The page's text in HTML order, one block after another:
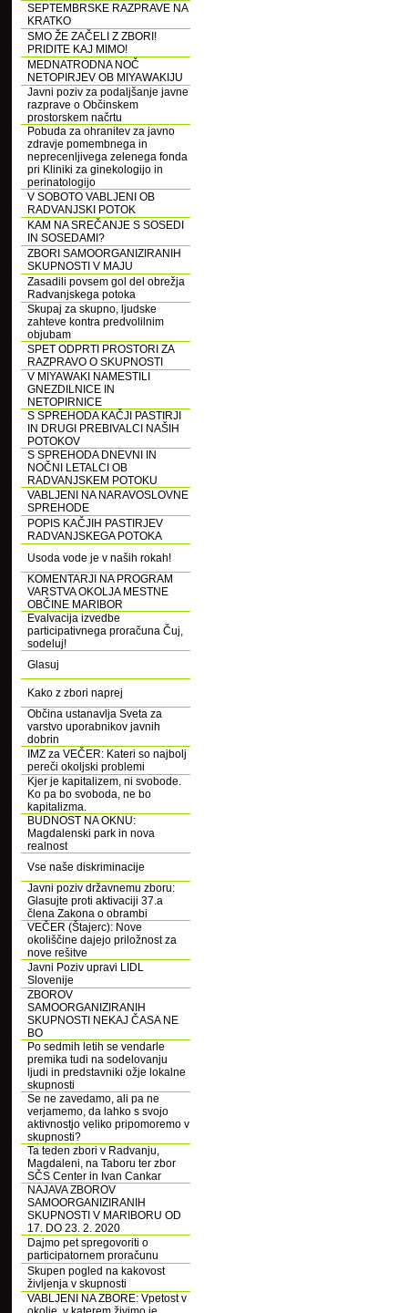
SEPTEMBRSKE RAZPRAVE NA
KRATKO
SMO ŽE ZAČELI Z ZBORI!
PRIDITE KAJ MIMO!
MEDNATRODNA NOČ
NETOPIRJEV OB MIYAWAKIJU
Javni poziv za podaljšanje javne
razprave o Občinskem
prostorskem načrtu
Pobuda za ohranitev za javno
zdravje pomembnega in
neprecenljivega zelenega fonda
pri Kliniki za ginekologijo in
perinatologijo
V SOBOTO VABLJENI OB
RADVANJSKI POTOK
KAM NA SREČANJE S SOSEDI
IN SOSEDAMI?
ZBORI SAMOORGANIZIRANIH
SKUPNOSTI V MAJU
Zasadili povsem gol del obrežja
Radvanjskega potoka
Skupaj za skupno, ljudske
zahteve kontra predvolilnim
objubam
SPET ODPRTI PROSTORI ZA
RAZPRAVO O SKUPNOSTI
V MIYAWAKI NAMESTILI
GNEZDILNICE IN
NETOPIRNICE
S SPREHODA KAČJI PASTIRJI
IN DRUGI PREBIVALCI NAŠIH
POTOKOV
S SPREHODA DNEVNI IN
NOČNI LETALCI OB
RADVANJSKEM POTOKU
VABLJENI NA NARAVOSLOVNE
SPREHODE
POPIS KAČJIH PASTIRJEV
RADVANJSKEGA POTOKA
Usoda vode je v naših rokah!
KOMENTARJI NA PROGRAM
VARSTVA OKOLJA MESTNE
OBČINE MARIBOR
Evalvacija izvedbe
participativnega proračuna Čuj,
sodeluj!
Glasuj
Kako z zbori naprej
Občina ustanavlja Sveta za
varstvo uporabnikov javnih
dobrin
IMZ za VEČER: Kateri so najbolj
pereči okoljski problemi
Kjer je kapitalizem, ni svobode.
Ko pa bo svoboda, ne bo
kapitalizma.
BUDNOST NA OKNU:
Magdalenski park in nova
realnost
Vse naše diskriminacije
Javni poziv državnemu zboru:
Glasujte proti aktivaciji 37.a
člena Zakona o obrambi
VEČER (Štajerc): Nove
okoliščine dajejo priložnost za
nove rešitve
Javni Poziv upravi LIDL
Slovenije
ZBOROV
SAMOORGANIZIRANIH
SKUPNOSTI NEKAJ ČASA NE
BO
Po sedmih letih se vendarle
premika tudi na sodelovanju
ljudi in predstavniki ožje lokalne
skupnosti
Se ne zavedamo, ali pa ne
verjamemo, da lahko s svojo
aktivnostjo veliko pripomoremo v
skupnosti?
Ta teden zbori v Radvanju,
Magdaleni, na Taboru ter zbor
SČS Center in Ivan Cankar
NAJAVA ZBOROV
SAMOORGANIZIRANIH
SKUPNOSTI V MARIBORU OD
17. DO 23. 2. 2020
Dajmo pet spregovoriti o
participatornem proračunu
Skupen pogled na kakovost
življenja v skupnosti
VABLJENI NA ZBORE: Vpetost v